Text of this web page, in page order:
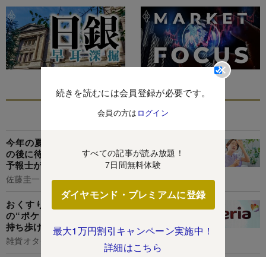
続きを読むには会員登録が必要です。
会員の方は ログイン
すべての記事が読み放題！
7日間無料体験
ダイヤモンド・プレミアムに登録
最大1万円割引キャンペーン実施中！
詳細はこちら
あなたにおすすめ
今年の夏は普通じゃない...「40°C以上の酷暑」
の後に待ち受ける〈もう1つの脅威〉とは【気象
予報士が警鐘】
佐藤圭一
おくすり手帳と診察券24枚がスッキリ!セリア
の“ポケットたくさん収納ケース”病院の書類も
持ち歩けて便利《購入レビュー》
雑貨オタクの河合さん